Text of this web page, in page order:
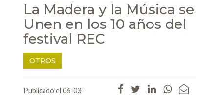
La Madera y la Música se
Unen en los 10 años del
festival REC
OTROS
Publicado el 06-03-